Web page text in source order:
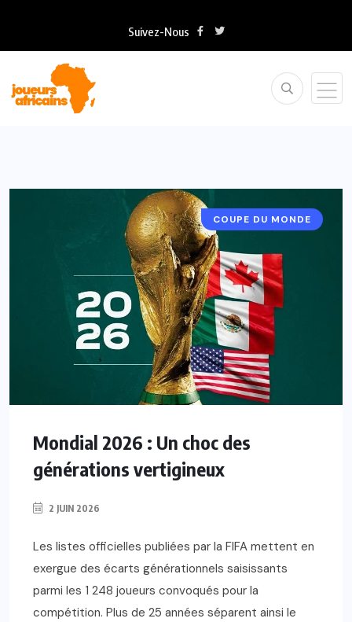
Suivez-Nous
COUPE DU MONDE
Mondial 2026 : Un choc des
générations vertigineux
2 JUIN 2026
Les listes officielles publiées par la FIFA mettent en
exergue des écarts générationnels saisissants
parmi les 1 248 joueurs convoqués pour la
compétition. Plus de 25 années séparent ainsi le